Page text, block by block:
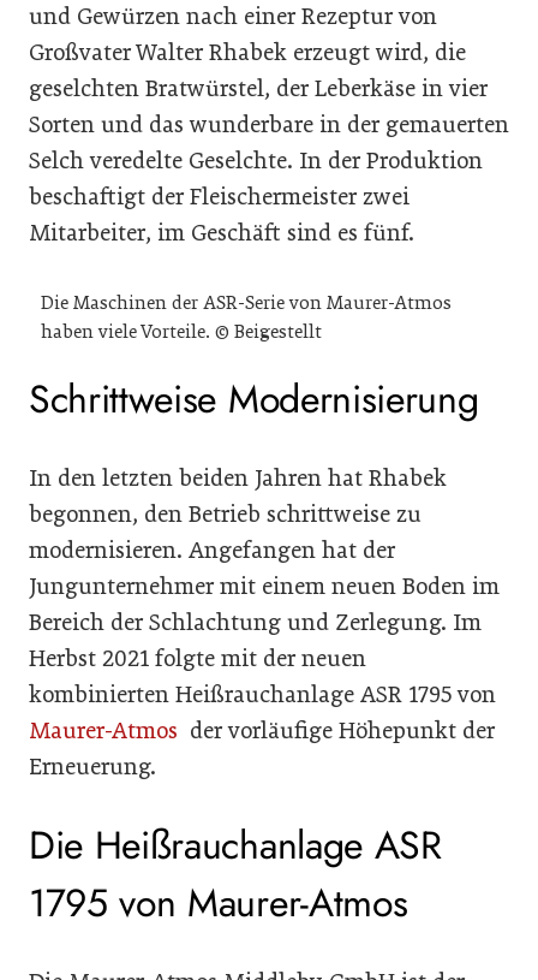
und Gewürzen nach einer Rezeptur von
Großvater Walter Rhabek erzeugt wird, die
geselchten Bratwürstel, der Leberkäse in vier
Sorten und das wunderbare in der gemauerten
Selch veredelte Geselchte. In der Produktion
beschaftigt der Fleischermeister zwei
Mitarbeiter, im Geschäft sind es fünf.
Die Maschinen der ASR-Serie von Maurer-Atmos
haben viele Vorteile. © Beigestellt
Schrittweise Modernisierung
In den letzten beiden Jahren hat Rhabek
begonnen, den Betrieb schrittweise zu
modernisieren. Angefangen hat der
Jungunternehmer mit einem neuen Boden im
Bereich der Schlachtung und Zerlegung. Im
Herbst 2021 folgte mit der neuen
kombinierten Heißrauchanlage ASR 1795 von
Maurer-Atmos der vorläufige Höhepunkt der
Erneuerung.
Die Heißrauchanlage ASR
1795 von Maurer-Atmos